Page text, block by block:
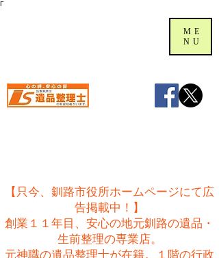
Γ
【只今、釧路市役所ホームページにて広
告掲載中！】
創業１１年目、安心の地元釧路の遺品・
生前整理の専業店。
​元神職の遺品整理士が在籍。１階の行政
ME
NU